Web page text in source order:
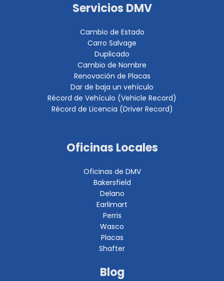
Servicios DMV
Cambio de Estado
Carro Salvage
Duplicado
Cambio de Nombre
Renovación de Placas
Dar de baja un vehículo
Récord de Vehículo (Vehicle Record)
Récord de Licencia (Driver Record)
Oficinas Locales
Oficinas de DMV
Bakersfield
Delano
Earlimart
Perris
Wasco
Placas
Shafter
Blog